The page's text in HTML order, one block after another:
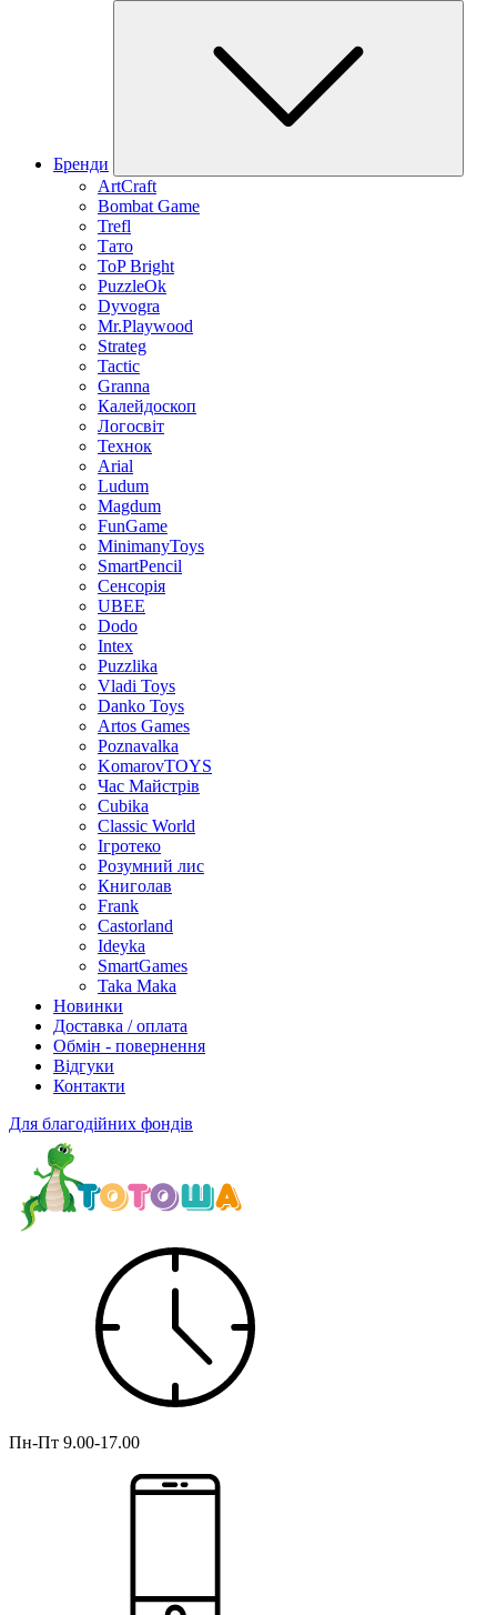
Бренди
ArtCraft
Bombat Game
Trefl
Тато
ToP Bright
PuzzleOk
Dyvogra
Mr.Playwood
Strateg
Tactic
Granna
Калейдоскоп
Логосвіт
Технок
Arial
Ludum
Magdum
FunGame
MinimanyToys
SmartPencil
Сенсорія
UBEE
Dodo
Intex
Puzzlika
Vladi Toys
Danko Toys
Artos Games
Poznavalka
KomarovTOYS
Час Майстрів
Cubika
Classic World
Ігротеко
Розумний лис
Книголав
Frank
Castorland
Ideyka
SmartGames
Taka Maka
Новинки
Доставка / оплата
Обмін - повернення
Відгуки
Контакти
Для благодійних фондів
Пн-Пт 9.00-17.00